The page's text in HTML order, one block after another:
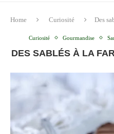
Home Curiosité Des
Curiosité Gourmandise
DES SABLÉS À LA